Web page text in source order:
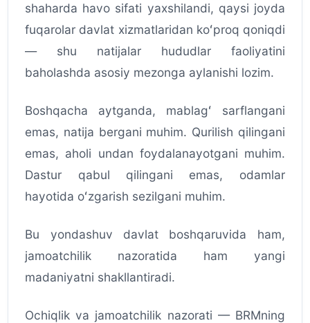
shaharda havo sifati yaxshilandi, qaysi joyda
fuqarolar davlat xizmatlaridan koʻproq qoniqdi
— shu natijalar hududlar faoliyatini
baholashda asosiy mezonga aylanishi lozim.
Boshqacha aytganda, mablagʻ sarflangani
emas, natija bergani muhim. Qurilish qilingani
emas, aholi undan foydalanayotgani muhim.
Dastur qabul qilingani emas, odamlar
hayotida oʻzgarish sezilgani muhim.
Bu yondashuv davlat boshqaruvida ham,
jamoatchilik nazoratida ham yangi
madaniyatni shakllantiradi.
Ochiqlik va jamoatchilik nazorati — BRMning